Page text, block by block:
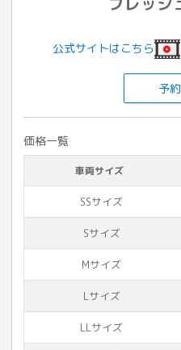
公式サイトはこちら
予
価格一覧
車両サイズ
SSサイズ
Sサイズ
Mサイズ
Lサイズ
LLサイズ